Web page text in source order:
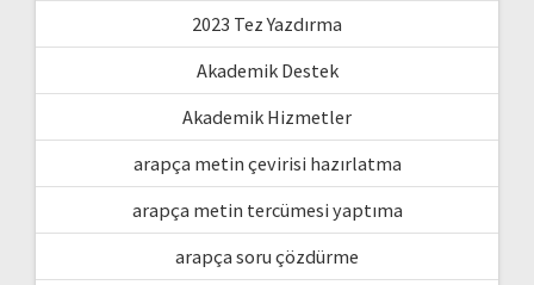
2023 Tez Yazdırma
Akademik Destek
Akademik Hizmetler
arapça metin çevirisi hazırlatma
arapça metin tercümesi yaptıma
arapça soru çözdürme